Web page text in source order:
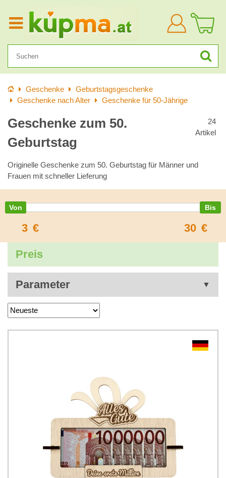
Anmelden
StartseiteGeschenke
Geburtstagsgeschenke
Geschenke nach Alter
Geschenke für 50-Jährige
Geschenke zum 50.
Geburtstag
24
Artikel
Originelle Geschenke zum 50. Geburtstag für Männer und
Frauen mit schneller Lieferung
3 € 30 €
Preis
Parameter